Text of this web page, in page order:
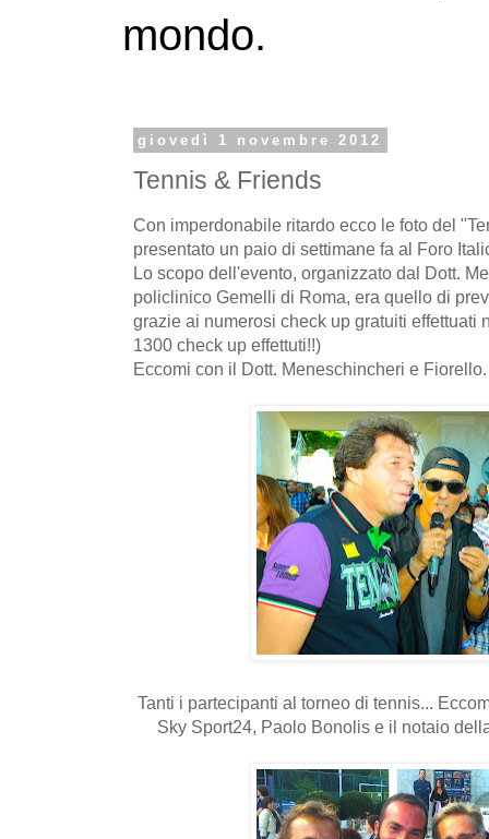
mondo.
giovedì 1 novembre 2012
Tennis & Friends
Con imperdonabile ritardo ecco le foto del
presentato un paio di settimane fa al Foro
Lo scopo dell'evento, organizzato dal Dott.
policlinico Gemelli di Roma, era quello di
grazie ai numerosi check up gratuiti effettuati
1300 check up effettuti!!)
Eccomi con il Dott. Meneschincheri e Fiorello.
Tanti i partecipanti al torneo di tennis...
Sky Sport24, Paolo Bonolis e il notaio